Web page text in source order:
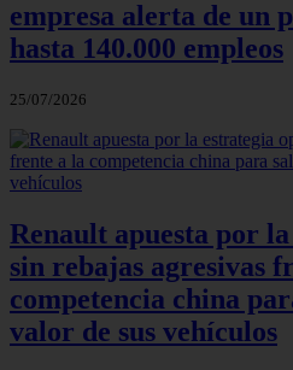
empresa alerta de un
hasta 140.000 empleos
25/07/2026
Renault apuesta por
sin rebajas agresivas
competencia china
valor de sus vehículos